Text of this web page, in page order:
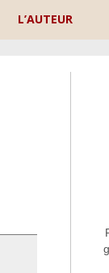
L’AUTEUR
Commentaire